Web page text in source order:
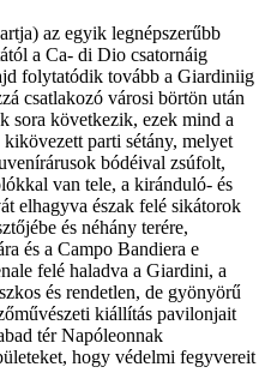
az egyik legnépszerűbb
a Ca- di Dio csatornáig
folytatódik tovább a Giardiniig
csatlakozó városi börtön után
sora következik, ezek mind a
parti sétány, melyet
bódéival zsúfolt,
van tele, a kiránduló- és
elhagyva észak felé sikátorok
és néhány terére,
és a Campo Bandiera e
felé haladva a Giardini, a
és rendetlen, de gyönyörű
kiállítás pavilonjait
tér Napóleonnak
hogy védelmi fegyvereit